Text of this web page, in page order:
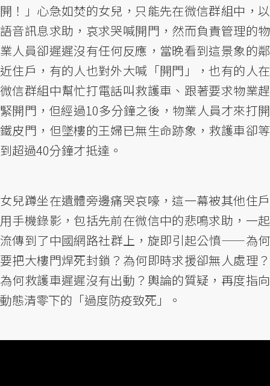
開！」心急如焚的女兒，只能先在微信群組中，以
語音訊息求助，哀求哭喊開門，然而負責管理的物
業人員卻遲遲沒有任何反應，當晚看到這景象的鄰
近住戶，有的人也對外大喊「開門」，也有的人在
微信群組中幫忙打電話叫救護車、跟著要求物業趕
緊開門，但經過10多分鐘之後，物業人員才來打開
鐵皮門，但墜樓的王婦已無生命跡象，救護車卻等
到超過40分鐘才抵達。
女兒蹲坐在遺體旁邊痛哭哀嚎，這一幕被其他住戶
用手機錄影，包括先前在微信中的悲鳴求助，一起
流傳到了中國網路社群上，旋即引起公憤——為何
要把大樓門焊死封鎖？為何即時求援卻無人處理？
為何救護車遲遲沒有出動？輿論的質疑，再度指向
動態清零下的「過度防疫致死」。